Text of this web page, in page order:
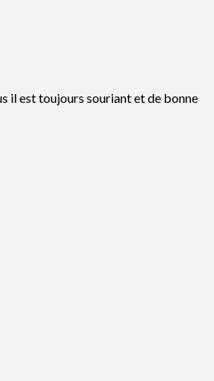
il est toujours souriant et de bonne